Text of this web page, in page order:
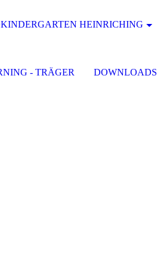
HEINRICHING
- TRÄGER DOWNLOADS